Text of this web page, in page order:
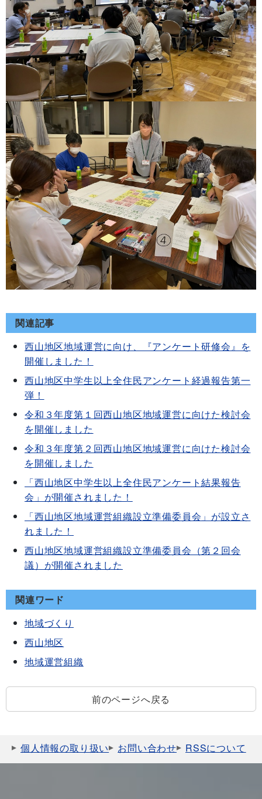
関連記事
西山地区地域運営に向け、『アンケート研修会』を
開催しました！
西山地区中学生以上全住民アンケート経過報告第一
弾！
令和３年度第１回西山地区地域運営に向けた検討会
を開催しました
令和３年度第２回西山地区地域運営に向けた検討会
を開催しました
「西山地区中学生以上全住民アンケート結果報告
会」が開催されました！
「西山地区地域運営組織設立準備委員会」が設立さ
れました！
西山地区地域運営組織設立準備委員会（第２回会
議）が開催されました
関連ワード
地域づくり
西山地区
地域運営組織
前のページへ戻る
個人情報の取り扱い お問い合わせ RSSについて